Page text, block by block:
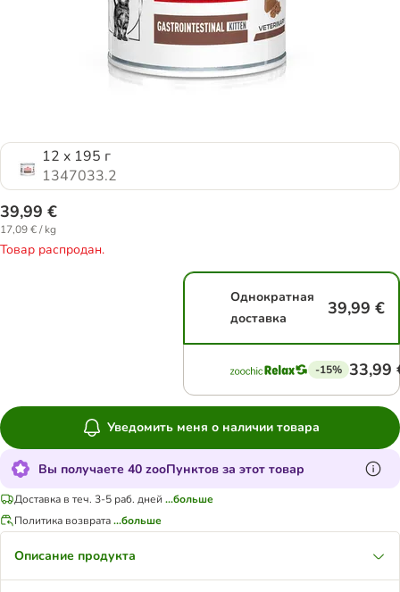
12 x 195 г
1347033.2
39,99 €
17,09 € / kg
Товар распродан.
Однократная
доставка
39,99 €
-15% 33,99
Уведомить меня о наличии товара
Вы получаете 40 zooПунктов за этот товар
Доставка в теч. 3-5 раб. дней ...больше
Политика возврата...больше
Описание продукта